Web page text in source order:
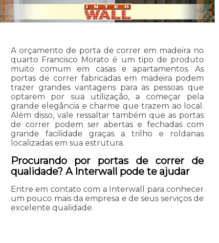
A orçamento de porta de correr em madeira no
quarto Francisco Morato é um tipo de produto
muito comum em casas e apartamentos. As
portas de correr fabricadas em madeira podem
trazer grandes vantagens para as pessoas que
optarem por sua utilização, a começar pela
grande elegância e charme que trazem ao local.
Além disso, vale ressaltar também que as portas
de correr podem ser abertas e fechadas com
grande facilidade graças a trilho e roldanas
localizadas em sua estrutura.
Procurando por portas de correr de
qualidade? A Interwall pode te ajudar
Entre em contato com a Interwall para conhecer
um pouco mais da empresa e de seus serviços de
excelente qualidade.